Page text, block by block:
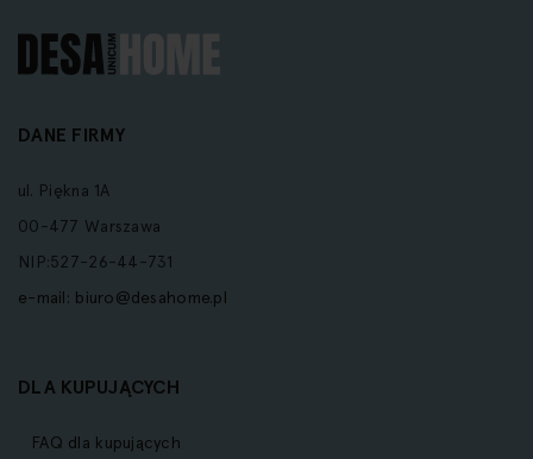
DANE FIRMY
ul. Piękna 1A
00-477 Warszawa
NIP:527-26-44-731
e-mail: biuro@desahome.pl
DLA KUPUJĄCYCH
FAQ dla kupujących